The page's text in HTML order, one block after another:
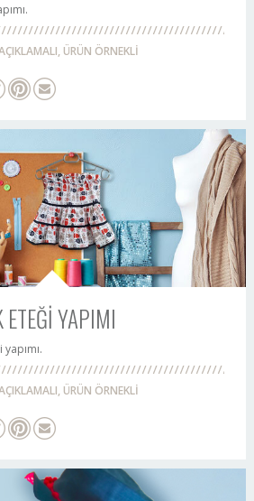
ÜRÜN ÖRNEKLİ
ETEĞİ YAPIMI
yapımı.
ÜRÜN ÖRNEKLİ